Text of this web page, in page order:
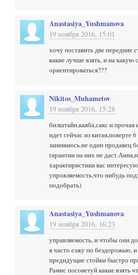
Anastasiya_Yushmanova
19 ноября 2016, 15:01
хочу поставить две передние
какие лучше взять, и на какую
ориентироваться???
Nikitos_Muhametov
19 ноября 2016, 15:28
билштайн,каяба,сакс и прочая
идет сейчас из китая,поверте
занимаюсь.не один продавец
гарантии на них не
характиристики вас
упровляемость,что нибудь
подобрать)
Anastasiya_Yushmanova
19 ноября 2016, 16:23
управляемость, и чтобы они
я часто езжу по бездорожью,
предидущие стойки быстро
Рамис посоветуй какие взять